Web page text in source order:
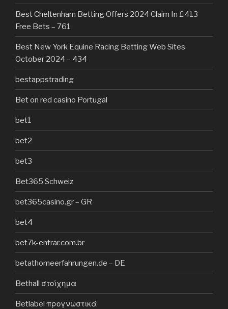
Best Cheltenham Betting Offers 2024 Claim In £413
Free Bets – 761
Best New York Equine Racing Betting Web Sites
October 2024 – 434
bestappstrading
Bet on red casino Portugal
bet1
bet2
bet3
Bet365 Schweiz
bet365casino.gr – GR
bet4
bet7k-entrar.com.br
betathomeerfahrungen.de – DE
Bethall στοίχημα
Betlabel προγνωστικά